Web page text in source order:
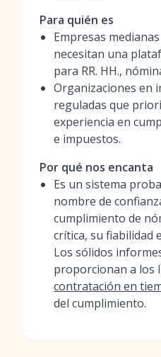
Para quién es
Empresas
necesitan una
para RR. HH.,
Organizaciones en
reguladas que
experiencia en
e impuestos.
Por qué nos encanta
Es un sistema
nombre de
cumplimiento de
crítica, su fiabilidad
Los sólidos
proporcionan a los
contratación en
del cumplimiento.